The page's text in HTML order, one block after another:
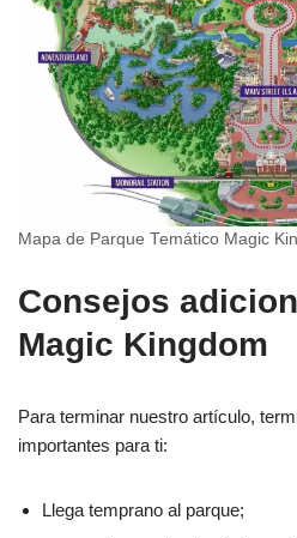
Mapa de Parque Temático Magic
Consejos
Magic Kingdom
Para terminar nuestro artículo,
importantes para ti:
Llega temprano al parque;